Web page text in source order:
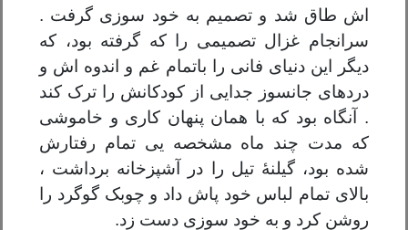
اش طاق شد و تصمیم به خود سوزی گرفت .
سرانجام غزال تصمیمی را که گرفته بود، که
دیگر این دنیای فانی را باتمام غم و اندوه اش و
دردهای جانسوز جدایی از کودکانش را ترک کند
. آنگاه بود که با همان پنهان کاری و خاموشی
که مدت چند ماه مشخصه یی تمام رفتارش
شده بود، گیلنۀ تیل را در آشپزخانه برداشت ،
بالای تمام لباس خود پاش داد و چوبک گوگرد را
روشن کرد و به خود سوزی دست زد.